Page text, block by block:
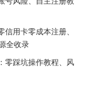
用卡零成本注册、
全收录
零踩坑操作教程、风